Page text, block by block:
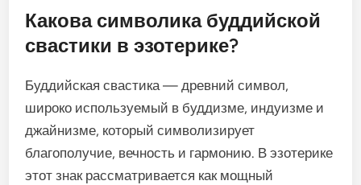
Какова символика буддийской
свастики в эзотерике?
Буддийская свастика — древний символ,
широко используемый в буддизме, индуизме и
джайнизме, который символизирует
благополучие, вечность и гармонию. В эзотерике
этот знак рассматривается как мощный